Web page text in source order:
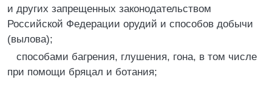
и других запрещенных законодательством
Российской Федерации орудий и способов добычи
(вылова);
способами багрения, глушения, гона, в том числе
при помощи бряцал и ботания;